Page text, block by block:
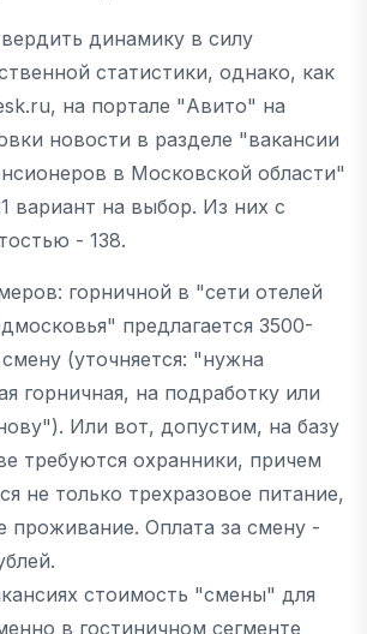
динамику в силу
статистики, однако, как
на портале "Авито" на
новости в разделе "вакансии
в Московской области"
вариант на выбор. Из них с
- 138.
горничной в "сети отелей
предлагается 3500-
(уточняется: "нужна
горничная, на подработку или
Или вот, допустим, на базу
требуются охранники, причем
не только трехразовое питание,
проживание. Оплата за смену -
стоимость "смены" для
в гостиничном сегменте